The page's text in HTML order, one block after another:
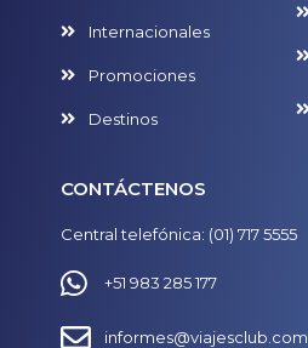
Internacionales
Promociones
Destinos
CONTÁCTENOS
Central telefónica: (01) 717 5555
+51 983 285 177
informes@viajesclub.com